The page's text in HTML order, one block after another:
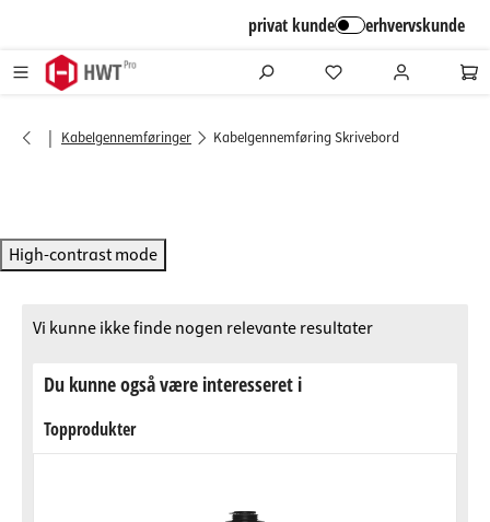
privat kunde erhvervskunde
| Kabelgennemføringer Kabelgennemføring Skrivebord
High-contrast mode
Vi kunne ikke finde nogen relevante resultater
Du kunne også være interesseret i
Topprodukter